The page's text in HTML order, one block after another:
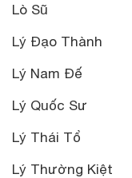
Lò Sũ
Lý Đạo Thành
Lý Nam Đế
Lý Quốc Sư
Lý Thái Tổ
Lý Thường Kiệt